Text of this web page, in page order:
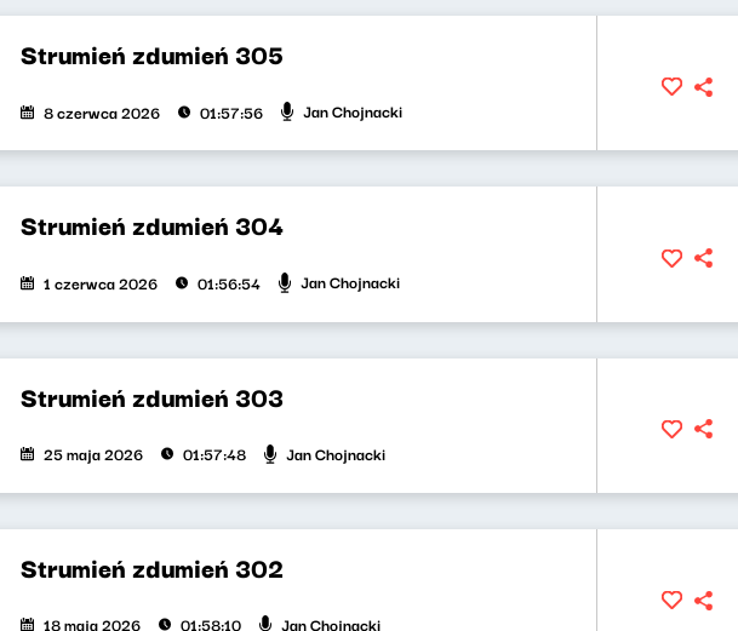
Strumień zdumień 305
8 czerwca 2026 01:57:56 Jan Chojnacki
Strumień zdumień 304
1 czerwca 2026 01:56:54 Jan Chojnacki
Strumień zdumień 303
25 maja 2026 01:57:48 Jan Chojnacki
Strumień zdumień 302
18 maja 2026 01:58:10 Jan Chojnacki